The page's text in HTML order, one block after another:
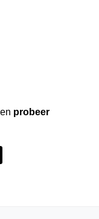
en probeer